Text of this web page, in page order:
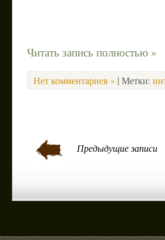
Читать запись полностью »
Нет комментариев » | Метки:
Предыдущие записи